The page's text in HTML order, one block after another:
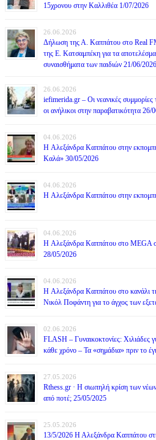
15χρονου στην Καλλιθέα 1/07/2026
26.06.2026
Δήλωση της Α. Καππάτου στο Real
της Ε. Κατσαμπέκη για τα
συναισθήματα των παιδιών 21/06/2026
26.06.2026
iefimerida.gr – Οι νεανικές
οι ανήλικοι στην παραβατικότητα 26/
04.06.2026
H Αλεξάνδρα Καππάτου στην
Καλά» 30/05/2026
04.06.2026
H Αλεξάνδρα Καππάτου στην
04.06.2026
H Αλεξάνδρα Καππάτου στο MEGA
28/05/2026
04.06.2026
H Αλεξάνδρα Καππάτου στο κανάλι
Νικόλ Ποφάντη για το άγχος των
02.06.2026
FLASH – Γυναικοκτονίες: Χιλιάδες
κάθε χρόνο – Τα «σημάδια» πριν το
27.05.2026
Rthess.gr · Η σιωπηλή κρίση των
από ποτέ; 25/05/2025
25.05.2026
13/5/2026 Η Αλεξάνδρα Καππάτου